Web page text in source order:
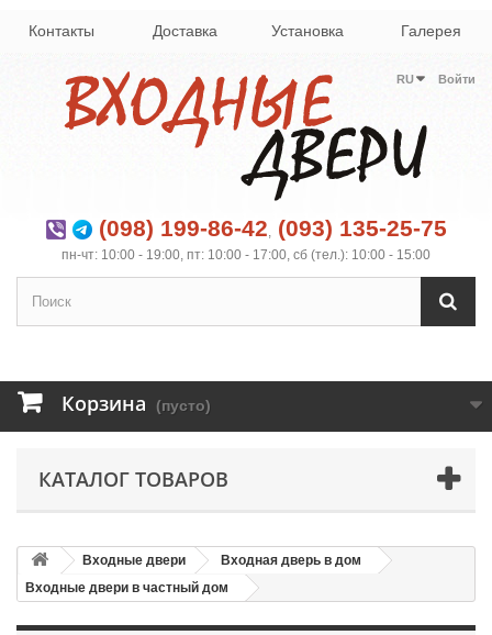
Контакты Доставка Установка Галерея
Войти
RU
(098) 199-86-42, (093) 135-25-75
пн-чт: 10:00 - 19:00, пт: 10:00 - 17:00, сб (тел.): 10:00 - 15:00
Корзина (пусто)
КАТАЛОГ ТОВАРОВ
Входные двери
Входная дверь в дом
Входные двери в частный дом